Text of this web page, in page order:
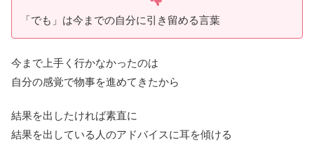
「でも」は今までの自分に引き留める言葉
今まで上手く行かなかったのは
自分の感覚で物事を進めてきたから
結果を出したければ素直に
結果を出している人のアドバイスに耳を傾ける